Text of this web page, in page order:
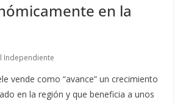
en la
Independiente
vende como “avance” un crecimiento
en la región y que beneficia a unos